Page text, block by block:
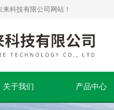
科技有限公司网站！
关于我们 产品中心